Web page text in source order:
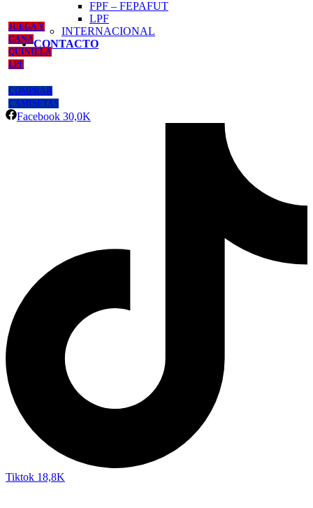
FPF – FEPAFUT
LPF
INTERNACIONAL
CONTACTO
JUEGA Y
GANA
QUINIELA
LPF
COMPRAR
CAMISETAS
Facebook 30,0K
Tiktok 18,8K